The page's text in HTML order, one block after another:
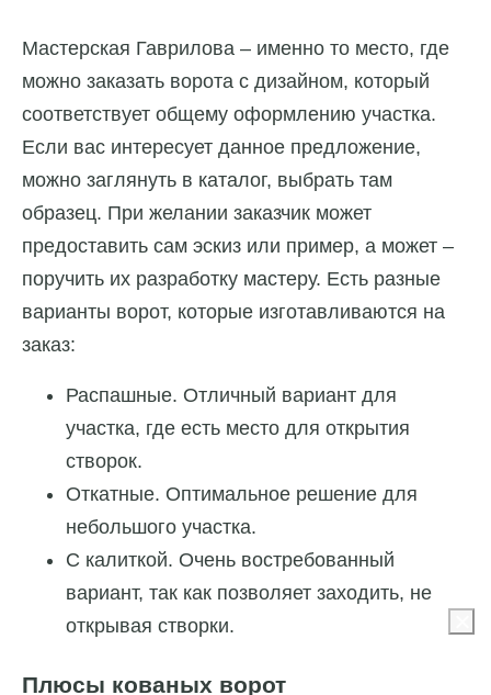
Мастерская Гаврилова – именно то место, где
можно заказать ворота с дизайном, который
соответствует общему оформлению участка.
Если вас интересует данное предложение,
можно заглянуть в каталог, выбрать там
образец. При желании заказчик может
предоставить сам эскиз или пример, а может –
поручить их разработку мастеру. Есть разные
варианты ворот, которые изготавливаются на
заказ:
Распашные. Отличный вариант для
участка, где есть место для открытия
створок.
Откатные. Оптимальное решение для
небольшого участка.
С калиткой. Очень востребованный
вариант, так как позволяет заходить, не
открывая створки.
Плюсы кованых ворот